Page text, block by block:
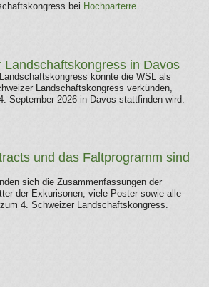
bei Hochparterre.
Landschaftskongress in Davos
konnte die WSL als
Landschaftskongress verkünden,
September 2026 in Davos stattfinden wird.
und das Faltprogramm sind
sich die Zusammenfassungen der
der Exkurisonen, viele Poster sowie alle
4. Schweizer Landschaftskongress.